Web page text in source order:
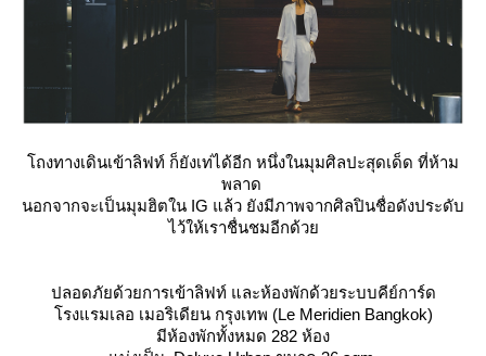
ถงทางเดินเข้าลิฟท์ ก็ยังเท่ได้อีก หนึ่งในมุมศิลปะสุดเด็ด ที่ห้าม
พลาด
นอกจากจะเป็นมุมฮิตใน IG แล้ว ยังมีภาพจากศิลปินชื่อดังประดับ
ไว้ให้เราชื่นชมอีกด้ว
ปลอดภัยด้วยการเข้าลิฟท์ และห้องพักด้วยระบบคีย์การ์ด
รงแรมเลอ เมอริเดียน กรุงเทพ (Le Meridien Bangkok)
มีห้องพักทั้งหมด 282 ห้อง